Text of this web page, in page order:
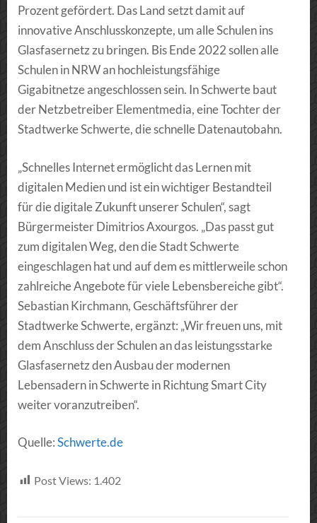
Prozent gefördert. Das Land setzt damit auf
innovative Anschlusskonzepte, um alle Schulen ins
Glasfasernetz zu bringen. Bis Ende 2022 sollen alle
Schulen in NRW an hochleistungsfähige
Gigabitnetze angeschlossen sein. In Schwerte baut
der Netzbetreiber Elementmedia, eine Tochter der
Stadtwerke Schwerte, die schnelle Datenautobahn.
„Schnelles Internet ermöglicht das Lernen mit
digitalen Medien und ist ein wichtiger Bestandteil
für die digitale Zukunft unserer Schulen“, sagt
Bürgermeister Dimitrios Axourgos. „Das passt gut
zum digitalen Weg, den die Stadt Schwerte
eingeschlagen hat und auf dem es mittlerweile schon
zahlreiche Angebote für viele Lebensbereiche gibt“.
Sebastian Kirchmann, Geschäftsführer der
Stadtwerke Schwerte, ergänzt: „Wir freuen uns, mit
dem Anschluss der Schulen an das leistungsstarke
Glasfasernetz den Ausbau der modernen
Lebensadern in Schwerte in Richtung Smart City
weiter voranzutreiben“.
Quelle:Schwerte.de
Post Views: 1.402